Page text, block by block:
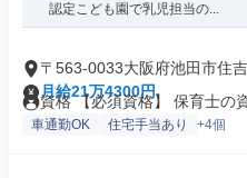
認定こども園で乳児担当の...
〒563-0033大阪府池田市住吉
月給21万4300円
資格 【必須資格】 保育士の
車通勤OK 住宅手当あり +4個